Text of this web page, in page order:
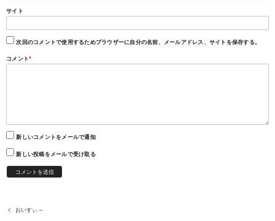
サイト
次回のコメントで使用するためブラウザーに自分の名前、メールアドレス、サイトを保存する。
コメント*
新しいコメントをメールで通知
新しい投稿をメールで受け取る
おいすぃ～